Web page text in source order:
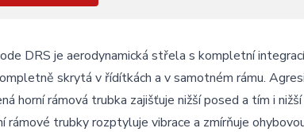
DRS je aerodynamická střela s kompletní
skrytá v řídítkách a v samotném rámu.
horní rámová trubka zajišťuje nižší posed a tím i
rámové trubky rozptyluje vibrace a zmírňuje